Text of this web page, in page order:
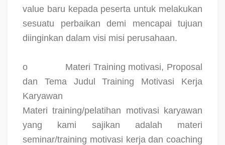
value baru kepada peserta untuk melakukan
sesuatu perbaikan demi mencapai tujuan
diinginkan dalam visi misi perusahaan.
o
Materi Training motivasi, Proposal
dan Tema Judul Training Motivasi Kerja
Karyawan
Materi training/pelatihan motivasi karyawan
yang kami sajikan adalah materi
seminar/training motivasi kerja dan coaching